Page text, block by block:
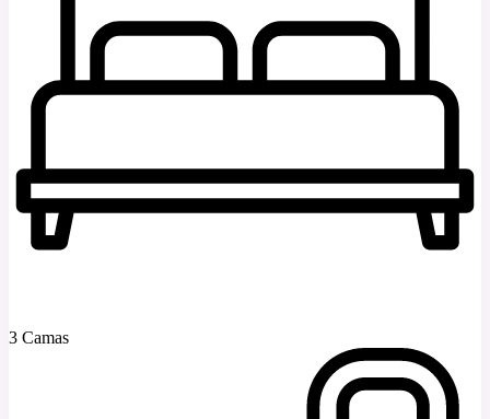
3 Camas